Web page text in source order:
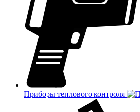
Приборы теплового контроля